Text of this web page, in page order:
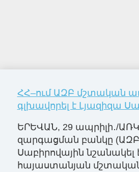
ՀՀ–ում ԱԶԲ մշտական
գլխավորել է Լյազիզա
ԵՐԵՎԱՆ, 29 ապրիլի․/
զարգացման բանկը
Սաբիրովային նշանակել
հայաստանյան